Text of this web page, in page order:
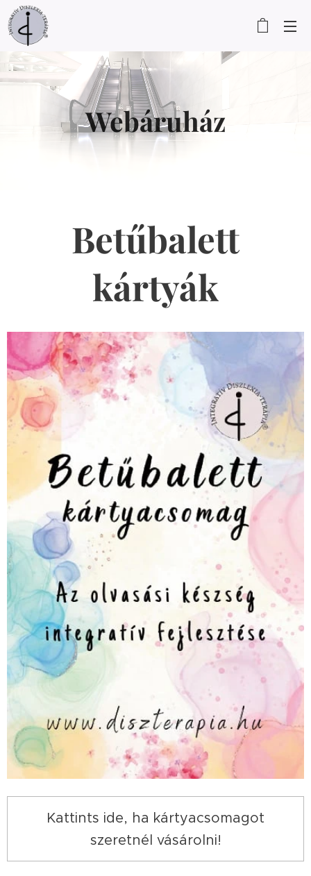
Webáruház
Betűbalett
kártyák
Kattints ide, ha kártyacsomagot
szeretnél vásárolni!